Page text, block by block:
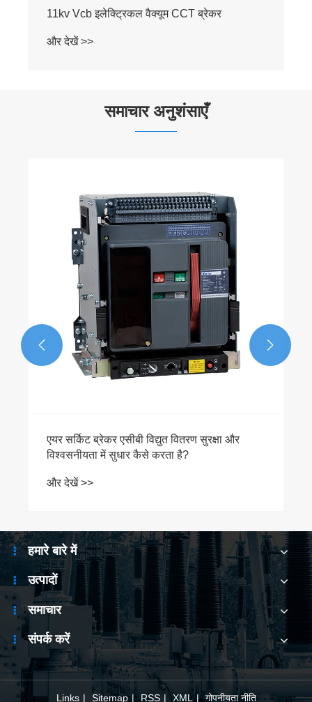
Vcb इलेक्ट्रिकल वैक्यूम CCT ब्रेकर
समाचार अनुशंसाएँ
2.5 एमवीए ड्राई टाइप वितरण ट्रांसफार्मर बिजली
वितरण सुरक्षा और दक्षता में सुधार कैसे कर सकते
और देखें >>
 
हमारे बारे में
उत्पादों
समाचार
संपर्क करें
Links | Sitemap | RSS | XML | गोपनीयता नीति